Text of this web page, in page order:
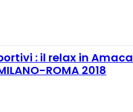
: il relax in Amaca
ROMA 2018